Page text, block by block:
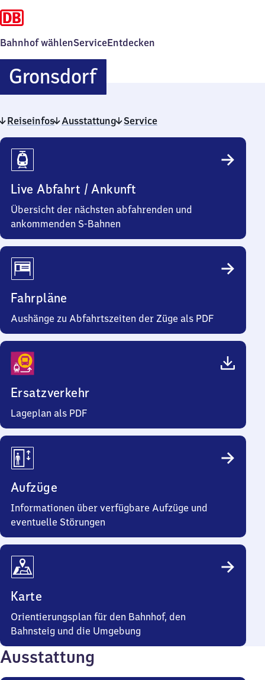
Bahnhof wählenServiceEntdecken
GronsdorfGronsdorf
Reiseinfos Ausstattung Service
Reiseinfos
Live Abfahrt / Ankunft
Übersicht der nächsten abfahrenden und
ankommenden S-Bahnen
Fahrpläne
Aushänge zu Abfahrtszeiten der Züge als PDF
Ersatzverkehr
Lageplan als PDF
Aufzüge
Informationen über verfügbare Aufzüge und
eventuelle Störungen
Karte
Orientierungsplan für den Bahnhof, den
Bahnsteig und die Umgebung
Ausstattung